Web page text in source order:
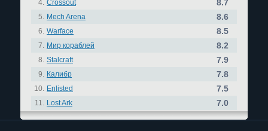
4. Crossout 8.7
5. Mech Arena 8.6
6. Warface 8.5
7. Мир кораблей 8.2
8. Stalcraft 7.9
9. Калибр 7.8
10. Enlisted 7.5
11. Lost Ark 7.0